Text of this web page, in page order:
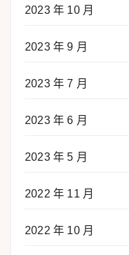
2023 年 10 月
2023 年 9 月
2023 年 7 月
2023 年 6 月
2023 年 5 月
2022 年 11 月
2022 年 10 月